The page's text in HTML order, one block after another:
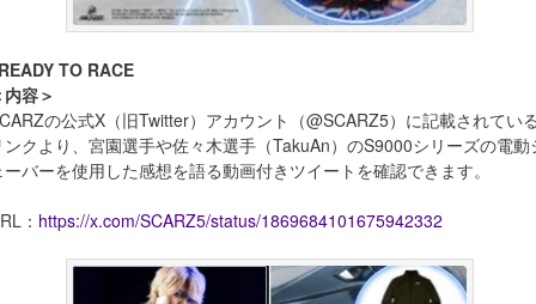
TO RACE
容＞
の公式X（旧Twitter）アカウント（@SCARZ5）に記載されてい
ンクより、宮園選手や佐々木選手（TakuAn）のS9000シリーズの電動
ーバーを使用した感想を語る動画付きツイートを確認できます。
： https://x.com/SCARZ5/status/1869684101675942332